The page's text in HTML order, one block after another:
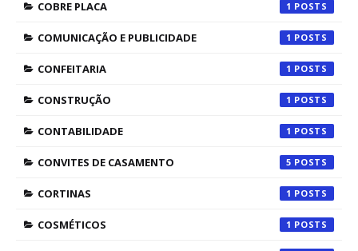
COBRE PLACA 1
COMUNICAÇÃO E PUBLICIDADE 1
CONFEITARIA 1
CONSTRUÇÃO 1
CONTABILIDADE 1
CONVITES DE CASAMENTO 5
CORTINAS 1
COSMÉTICOS 1